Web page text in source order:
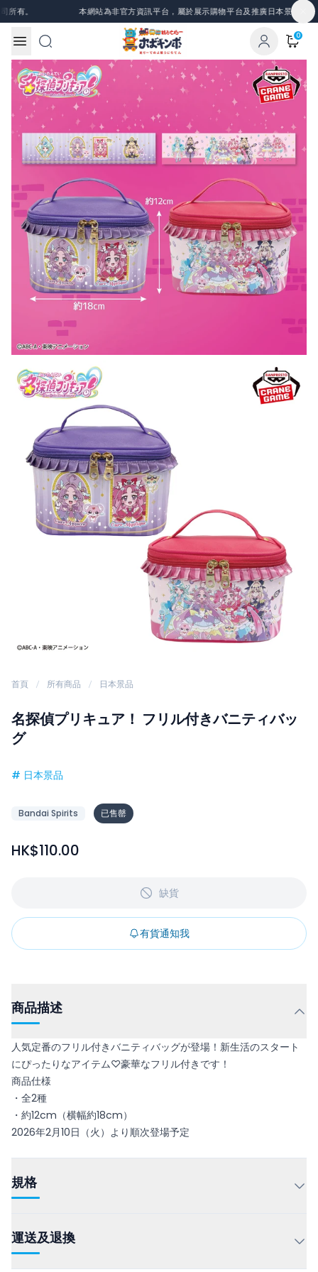
Skip to content
有。 本網站為非官方資訊平台，屬於展示購物平台及推廣日本景品、一
0
首頁 所有商品 日本景品
名探偵プリキュア！ フリル付きバニティバッ
グ
# 日本景品
Bandai Spirits 已售罄
HK$110.00
缺貨
有貨通知我
商品描述
人気定番のフリル付きバニティバッグが登場！新生活のスタート
にぴったりなアイテム♡豪華なフリル付きです！
商品仕様
・全2種
・約12cm（横幅約18cm）
2026年2月10日（火）より順次登場予定
規格
運送及退換